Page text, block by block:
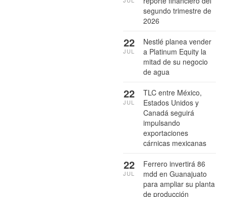
segundo trimestre de
2026
Nestlé planea vender
a Platinum Equity la
mitad de su negocio
de agua
22
JUL
TLC entre México,
Estados Unidos y
Canadá seguirá
impulsando
exportaciones
cárnicas mexicanas
22
JUL
Ferrero invertirá 86
mdd en Guanajuato
para ampliar su planta
de producción
22
JUL